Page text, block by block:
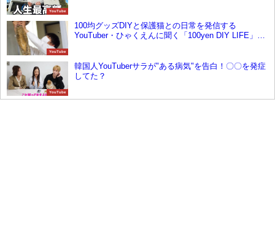
YouTube
YouTube
100均グッズDIYと保護猫との日常を発信する
YouTuber・ひゃくえんに聞く「100yen DIY LIFE」チ
YouTube
韓国人YouTuberサラが"ある病気"を告白！〇〇を発症
してた？